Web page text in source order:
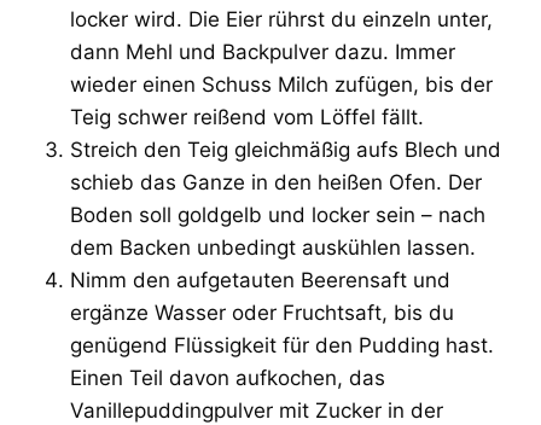
locker wird. Die Eier rührst du einzeln unter,
dann Mehl und Backpulver dazu. Immer
wieder einen Schuss Milch zufügen, bis der
Teig schwer reißend vom Löffel fällt.
Streich den Teig gleichmäßig aufs Blech und
schieb das Ganze in den heißen Ofen. Der
Boden soll goldgelb und locker sein – nach
dem Backen unbedingt auskühlen lassen.
Nimm den aufgetauten Beerensaft und
ergänze Wasser oder Fruchtsaft, bis du
genügend Flüssigkeit für den Pudding hast.
Einen Teil davon aufkochen, das
Vanillepuddingpulver mit Zucker in der